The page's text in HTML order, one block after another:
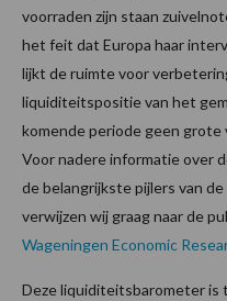
voorraden zijn staan
het feit dat Europa haar
lijkt de ruimte voor
liquiditeitspositie van het
komende periode geen grote
Voor nadere informatie over
de belangrijkste pijlers van
verwijzen wij graag naar de
Wageningen Economic
Deze liquiditeitsbarometer is